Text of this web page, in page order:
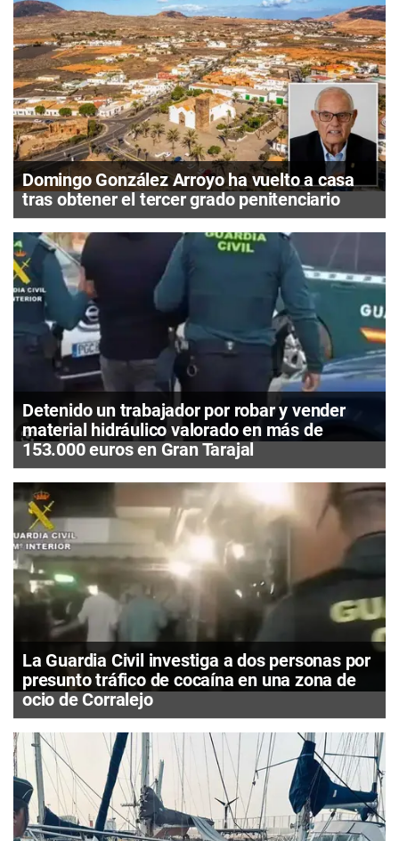
Domingo González Arroyo ha vuelto a casa
tras obtener el tercer grado penitenciario
Detenido un trabajador por robar y vender
material hidráulico valorado en más de
153.000 euros en Gran Tarajal
La Guardia Civil investiga a dos personas por
presunto tráfico de cocaína en una zona de
ocio de Corralejo